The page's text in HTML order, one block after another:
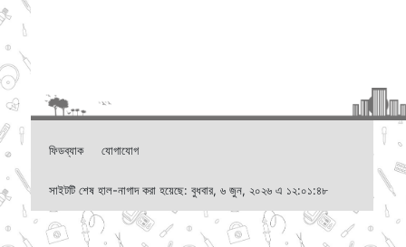
ফিডব্যাক যোগাযোগ
সাইটটি শেষ হাল-নাগাদ করা হয়েছে: বুধবার, ৬ জুন, ২০২৬ এ ১২:০১:৪৮